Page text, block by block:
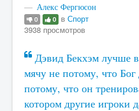
Алекс Фергюсон
0 0 в Спорт
3938 просмотров
Дэвид Бекхэм лучше
мячу не потому, что Бог
потому, что он
котором другие игроки